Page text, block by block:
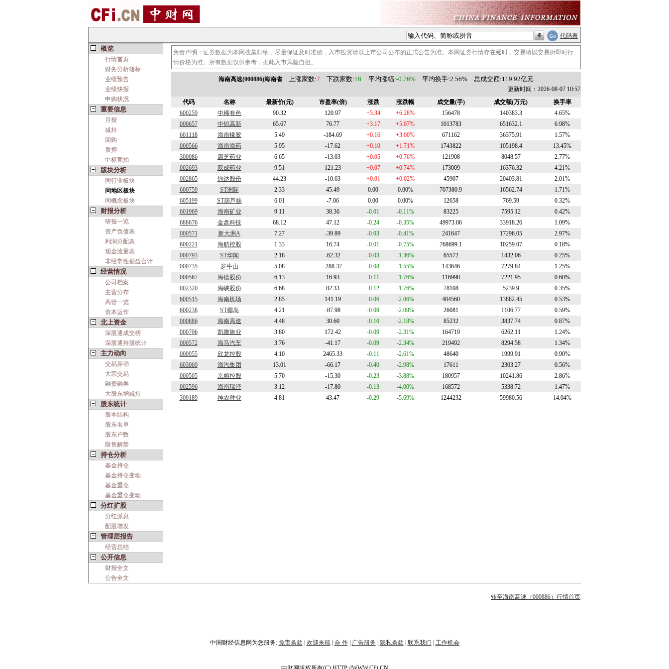
代码表
概览
行情首页
财务分析指标
业绩预告
业绩快报
申购状况
重要信息
月报
减持
回购
质押
中标竞拍
版块分析
同行业板块
同地区板块
同概念板块
财报分析
研报一览
资产负债表
利润分配表
现金流量表
非经常性损益合计
经营情况
公司档案
主营分布
高管一览
资本运作
北上资金
深股通成交榜
深股通持股统计
主力动向
交易异动
大宗交易
融资融券
大股东增减持
股东统计
股本结构
股东名单
股东户数
限售解禁
持仓分析
基金持仓
基金持仓变动
基金重仓
基金重仓变动
分红扩股
分红派息
配股增发
管理层报告
经营总结
公开信息
财报全文
公告全文
免责声明：证券数据为本网搜集归纳，尽量保证及时准确，入市投资请以上市公司公布的正式公告为准。本网证券行情存在延时，交易请以交易所即时行
情价格为准。所有数据仅供参考，据此入市风险自担。
海南高速(000886)海南省 上涨家数:7 下跌家数:18 平均涨幅:-0.76% 平均换手:2.56% 总成交额:119.92亿元
更新时间：2026-08-07 10:57
代码
名称 最新价(元) 市盈率(倍) 涨跌 涨跌幅 成交量(手) 成交额(万元)
换手率
600259
中稀有色 90.32 120.97 +5.34 +6.28% 156478 140383.3
4.65%
000657
中钨高新 65.67 76.77 +3.17 +5.07% 1013783 651632.1
6.98%
601118
海南橡胶 5.49 -184.69 +0.16 +3.00% 671162 36375.91
1.57%
000566
海南海药 5.95 -17.62 +0.10 +1.71% 1743822 105198.4
13.45%
300086
康芝药业 6.65 -13.03 +0.05 +0.76% 121908 8048.57
2.77%
002693
双成药业 9.51 121.23 +0.07 +0.74% 173009 16376.32
4.21%
002865
钧达股份 44.23 -10.63 +0.01 +0.02% 45907 20403.81
2.01%
600759
ST洲际 2.33 45.49 0.00 0.00% 707380.9 16562.74
1.71%
605199
ST葫芦娃 6.01 -7.06 0.00 0.00% 12658 769.59
0.32%
601969
海南矿业 9.11 38.36 -0.01 -0.11% 83225 7595.12
0.42%
688676
金盘科技 68.12 47.12 -0.24 -0.35% 49973.06 33918.26
1.09%
000571
新大洲A 7.27 -39.89 -0.03 -0.41% 241647 17296.05
2.97%
600221
海航控股 1.33 16.74 -0.01 -0.75% 768699.1 10259.07
0.18%
000793
ST华闻 2.18 -62.32 -0.03 -1.36% 65572 1432.06
0.25%
000735
罗牛山 5.08 -288.37 -0.08 -1.55% 143646 7279.84
1.25%
000567
海德股份 6.13 16.93 -0.11 -1.76% 116998 7221.95
0.60%
002320
海峡股份 6.68 82.33 -0.12 -1.76% 78108 5239.9
0.35%
600515
海南机场 2.85 141.19 -0.06 -2.06% 484560 13882.45
0.53%
600238
ST椰岛 4.21 -87.98 -0.09 -2.09% 26081 1106.77
0.59%
000886
海南高速 4.48 30.60 -0.10 -2.18% 85232 3837.74
0.87%
000796
凯撒旅业 3.80 172.42 -0.09 -2.31% 164719 6262.11
1.24%
000572
海马汽车 3.76 -41.17 -0.09 -2.34% 219492 8294.58
1.34%
000955
欣龙控股 4.10 2465.33 -0.11 -2.61% 48640 1999.91
0.90%
603069
海汽集团 13.01 -66.17 -0.40 -2.98% 17611 2303.27
0.56%
000505
京粮控股 5.70 -15.30 -0.23 -3.88% 180957 10241.86
2.86%
002596
海南瑞泽 3.12 -17.80 -0.13 -4.00% 168572 5338.72
1.47%
300189
神农种业 4.81 43.47 -0.29 -5.69% 1244232 59980.56 14.04%
转至海南高速（000886）行情首页
中国财经信息网为您服务: 免责条款 欢迎来稿| 合 作| 广告服务 隐私条款 联系我们 工作机会